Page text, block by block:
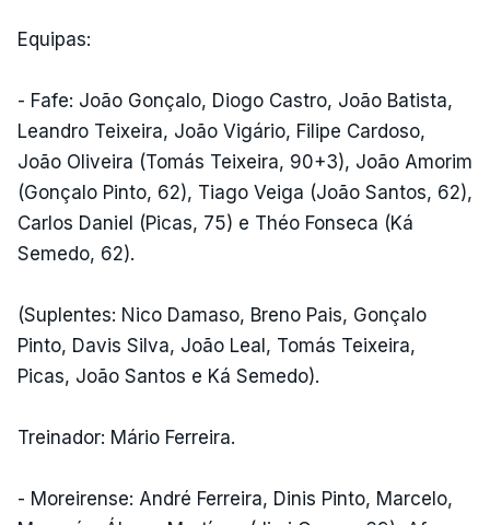
Equipas:
- Fafe: João Gonçalo, Diogo Castro, João Batista,
Leandro Teixeira, João Vigário, Filipe Cardoso,
João Oliveira (Tomás Teixeira, 90+3), João Amorim
(Gonçalo Pinto, 62), Tiago Veiga (João Santos, 62),
Carlos Daniel (Picas, 75) e Théo Fonseca (Ká
Semedo, 62).
(Suplentes: Nico Damaso, Breno Pais, Gonçalo
Pinto, Davis Silva, João Leal, Tomás Teixeira,
Picas, João Santos e Ká Semedo).
Treinador: Mário Ferreira.
- Moreirense: André Ferreira, Dinis Pinto, Marcelo,